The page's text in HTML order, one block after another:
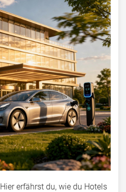
erfährst du, wie du Hotels